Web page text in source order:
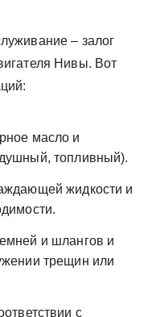
– залог
Нивы. Вот
масло и
топливный).
жидкости и
и шлангов и
трещин или
с